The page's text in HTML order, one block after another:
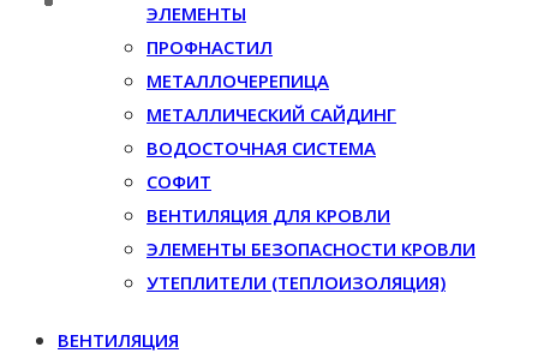
ЭЛЕМЕНТЫ
ПРОФНАСТИЛ
МЕТАЛЛОЧЕРЕПИЦА
МЕТАЛЛИЧЕСКИЙ САЙДИНГ
ВОДОСТОЧНАЯ СИСТЕМА
СОФИТ
ВЕНТИЛЯЦИЯ ДЛЯ КРОВЛИ
ЭЛЕМЕНТЫ БЕЗОПАСНОСТИ КРОВЛИ
УТЕПЛИТЕЛИ (ТЕПЛОИЗОЛЯЦИЯ)
ВЕНТИЛЯЦИЯ